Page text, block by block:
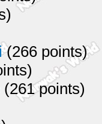
(266 points)
(261 points)